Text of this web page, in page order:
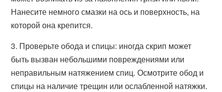
Нанесите немного смазки на ось и поверхность, на
которой она крепится.
3. Проверьте обода и спицы: иногда скрип может
быть вызван небольшими повреждениями или
неправильным натяжением спиц. Осмотрите обод и
спицы на наличие трещин или ослабленной натяжки.